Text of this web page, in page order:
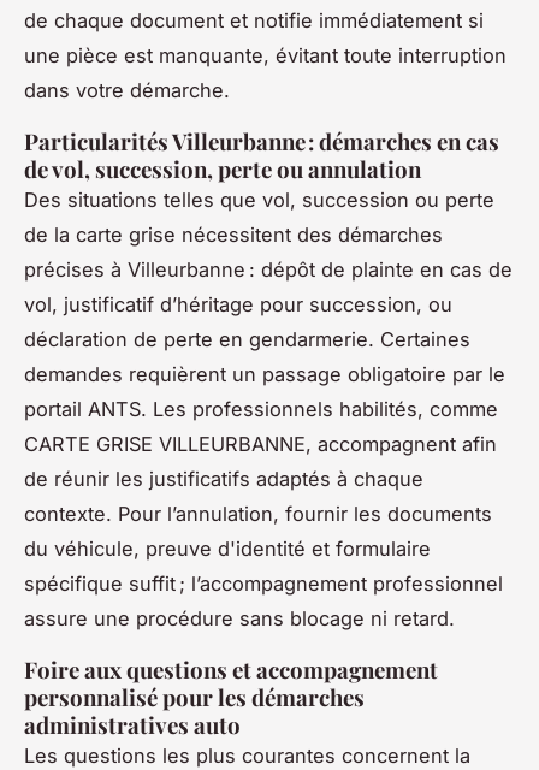
de chaque document et notifie immédiatement si
une pièce est manquante, évitant toute interruption
dans votre démarche.
Particularités Villeurbanne : démarches en cas
de vol, succession, perte ou annulation
Des situations telles que vol, succession ou perte
de la carte grise nécessitent des démarches
précises à Villeurbanne : dépôt de plainte en cas de
vol, justificatif d’héritage pour succession, ou
déclaration de perte en gendarmerie. Certaines
demandes requièrent un passage obligatoire par le
portail ANTS. Les professionnels habilités, comme
CARTE GRISE VILLEURBANNE, accompagnent afin
de réunir les justificatifs adaptés à chaque
contexte. Pour l’annulation, fournir les documents
du véhicule, preuve d'identité et formulaire
spécifique suffit ; l’accompagnement professionnel
assure une procédure sans blocage ni retard.
Foire aux questions et accompagnement
personnalisé pour les démarches
administratives auto
Les questions les plus courantes concernent la